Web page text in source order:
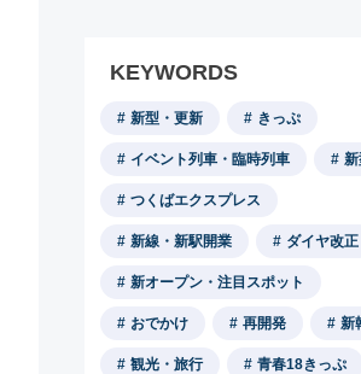
KEYWORDS
新型・更新 きっぷ
イベント列車・臨時列車
つくばエクスプレス
新線・新駅開業 ダイヤ改正
新オープン・注目スポット
おでかけ 再開発 新
観光・旅行 青春18きっぷ